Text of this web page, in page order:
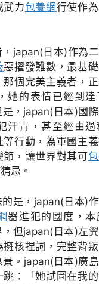
武力包養網行使作
japan(日本)作為二
惡擢發難數，最基
個完美主義者，
她的表情已經到達
，japan(日本)國
汗青，甚至經由過
行動，為軍國主
，讓世界對其可
忌。
是，japan(日本)
器進犯的國度，本
但japan(日本)左
核捏詞，完整背
。japan(日本)廣
：「她試圖在我